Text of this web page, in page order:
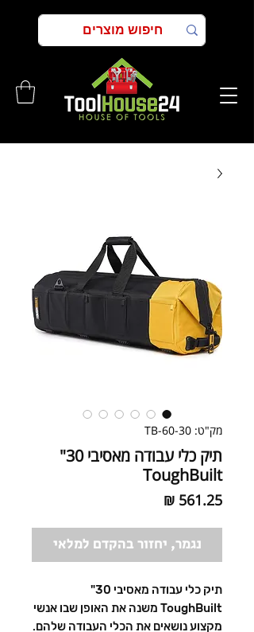
מק"ט: TB-60-30
תיק כלי עבודה מאסיבי 30"
ToughBuilt
נגמר, יחזור בהקדם למלאי
תיק כלי עבודה מאסיבי 30"
ToughBuilt משנה את האופן שבו אנשי
מקצוע נושאים את הכלי העבודה שלהם.